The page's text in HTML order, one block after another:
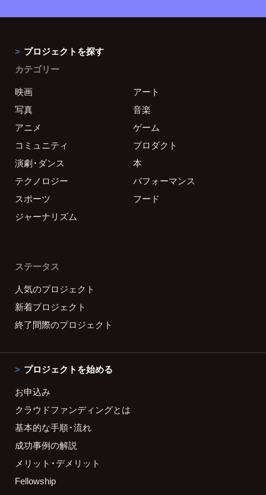
プロジェクトを探す
カテゴリー
映画
アート
写真
音楽
アニメ
ゲーム
コミュニティ
プロダクト
演劇・ダンス
本
テクノロジー
パフォーマンス
スポーツ
フード
ジャーナリズム
ステータス
人気のプロジェクト
新着プロジェクト
終了間際のプロジェクト
プロジェクトを始める
お申込み
クラウドファンディングとは
基本的な手順・流れ
成功事例の解説
メリット・デメリット
Fellowship